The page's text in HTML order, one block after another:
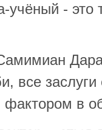
учёный - это
все заслуги
в